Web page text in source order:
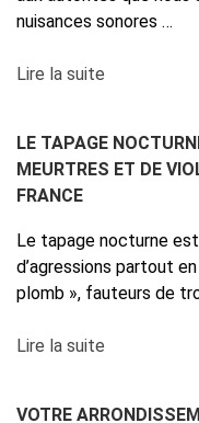
nuisances sonores …
Lire la suite
LE TAPAGE
MEURTRES ET DE
FRANCE
Le tapage nocturne
d’agressions partout
plomb », fauteurs de
Lire la suite
VOTRE